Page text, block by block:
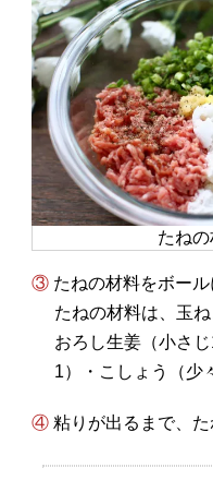
たね
③ たねの材料をボー
たねの材料は、玉
おろし生姜（小さ
1）・こしょう（少
④ 粘りが出るまで、